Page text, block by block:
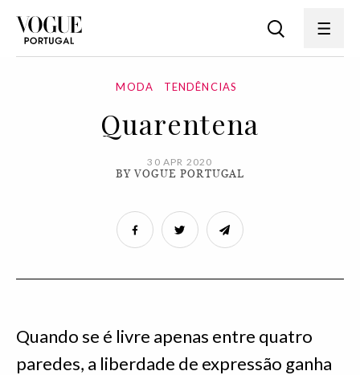
MODA TENDÊNCIAS
Quarentena
30 APR 2020
BY VOGUE PORTUGAL
Quando se é livre apenas entre quatro
paredes, a liberdade de expressão ganha